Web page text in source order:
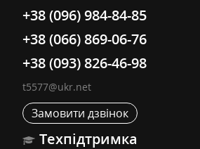
+38 (096) 984-84-85
+38 (066) 869-06-76
+38 (093) 826-46-98
t5577@ukr.net
Замовити дзвінок
Техпідтримка